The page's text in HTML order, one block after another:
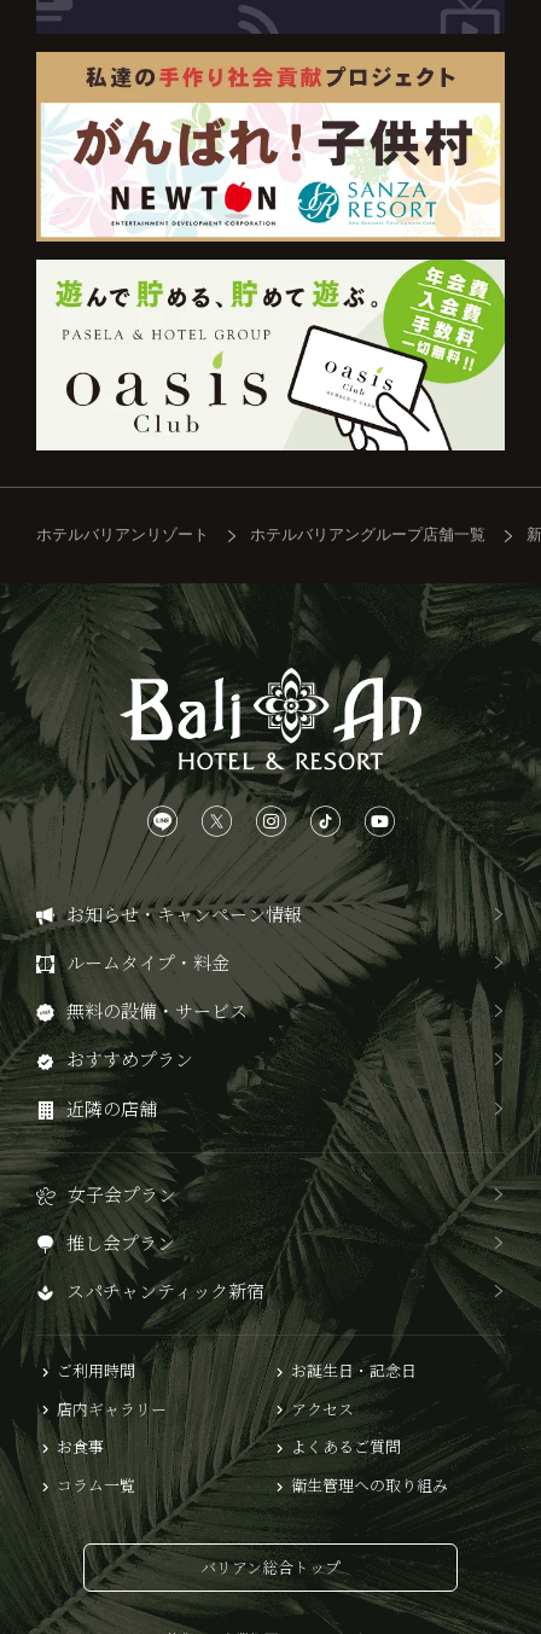
ホテルバリアンリゾート ホテルバリアングループ店舗一覧
お知らせ・キャンペーン情報
ルームタイプ・料金
無料の設備・サービス
おすすめプラン
近隣の店舗
女子会プラン
推し会プラン
スパチャンティック新宿
ご利用時間
店内ギャラリー
お食事
コラム一覧
お誕生日・記念日
アクセス
よくあるご質問
衛生管理への取り組み
バリアン総合トップ